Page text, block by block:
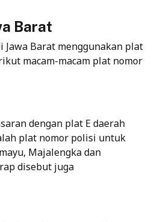
Barat
Jawa Barat menggunakan plat
macam-macam plat nomor
dengan plat E daerah
plat nomor polisi untuk
Majalengka dan
disebut juga